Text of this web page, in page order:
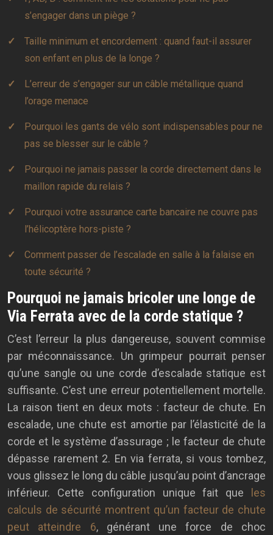
s’engager dans un piège ?
Taille minimum et encordement : quand faut-il assurer
son enfant en plus de la longe ?
L’erreur de s’engager sur un câble métallique quand
l’orage menace
Pourquoi les gants de vélo sont indispensables pour ne
pas se blesser sur le câble ?
Pourquoi ne jamais passer la corde directement dans le
maillon rapide du relais ?
Pourquoi votre assurance carte bancaire ne couvre pas
l’hélicoptère hors-piste ?
Comment passer de l’escalade en salle à la falaise en
toute sécurité ?
Pourquoi ne jamais bricoler une longe de
Via Ferrata avec de la corde statique ?
C’est l’erreur la plus dangereuse, souvent commise
par méconnaissance. Un grimpeur pourrait penser
qu’une sangle ou une corde d’escalade statique est
suffisante. C’est une erreur potentiellement mortelle.
La raison tient en deux mots : facteur de chute. En
escalade, une chute est amortie par l’élasticité de la
corde et le système d’assurage ; le facteur de chute
dépasse rarement 2. En via ferrata, si vous tombez,
vous glissez le long du câble jusqu’au point d’ancrage
inférieur. Cette configuration unique fait que
les
calculs de sécurité montrent qu’un facteur de chute
peut atteindre 6, générant une force de choc